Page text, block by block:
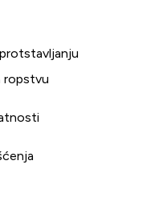
ropstvu